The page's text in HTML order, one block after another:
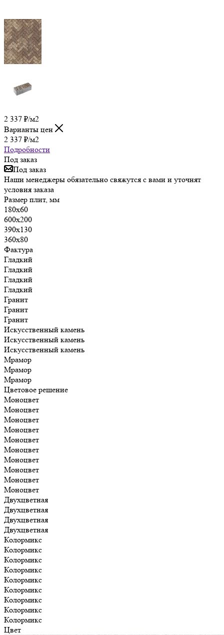
2 337 ₽/м2
Варианты цен
2 337 ₽/м2
Подробности
Под заказ
Под заказ
Наши менеджеры обязательно свяжутся с вами и уточнят
условия заказа
Размер плит, мм
180х60
600х200
390х130
360х80
Фактура
Гладкий
Гладкий
Гладкий
Гладкий
Гранит
Гранит
Гранит
Искусственный камень
Искусственный камень
Искусственный камень
Мрамор
Мрамор
Мрамор
Цветовое решение
Моноцвет
Моноцвет
Моноцвет
Моноцвет
Моноцвет
Моноцвет
Моноцвет
Моноцвет
Моноцвет
Моноцвет
Двухцветная
Двухцветная
Двухцветная
Двухцветная
Колормикс
Колормикс
Колормикс
Колормикс
Колормикс
Колормикс
Колормикс
Колормикс
Колормикс
Цвет